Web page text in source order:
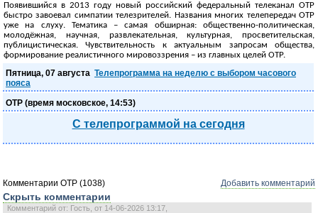
Появившийся в 2013 году новый российский федеральный телеканал ОТР
быстро завоевал симпатии телезрителей. Названия многих телепередач ОТР
уже на слуху. Тематика – самая обширная: общественно-политическая,
молодёжная, научная, развлекательная, культурная, просветительская,
публицистическая. Чувствительность к актуальным запросам общества,
формирование реалистичного мировоззрения – из главных целей ОТР.
Пятница, 07 августа Телепрограмма на неделю с выбором часового
пояса
ОТР (время московское, 14:53)
С телепрограммой на сегодня
Комментарии ОТР (1038) Добавить комментарий
Скрыть комментарии
Комментарий от: Гость, от 14-06-2026 13:17,